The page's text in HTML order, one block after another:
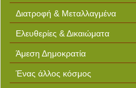
Διατροφή & Μεταλλαγμένα
Ελευθερίες & Δικαιώματα
Άμεση Δημοκρατία
Ένας άλλος κόσμος